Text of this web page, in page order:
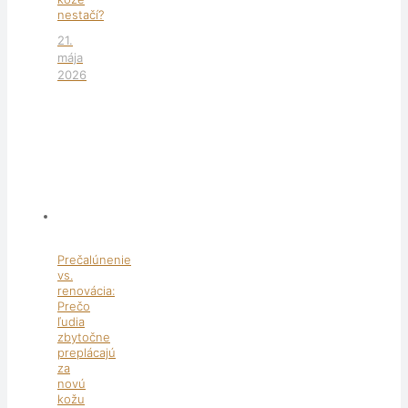
nestačí?
21.
mája
2026
Prečalúnenie
vs.
renovácia:
Prečo
ľudia
zbytočne
preplácajú
za
novú
kožu